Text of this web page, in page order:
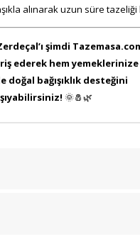
alınarak uzun süre
şimdi
ederek hem yemeklerinize
doğal bağışıklık desteğini
🌞🧂🌿